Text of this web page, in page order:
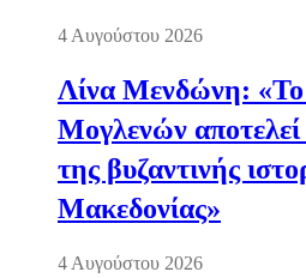
4 Αυγούστου 2026
Λίνα Μενδώνη:
Μογλενών αποτελεί
της βυζαντινής
Μακεδονίας»
4 Αυγούστου 2026